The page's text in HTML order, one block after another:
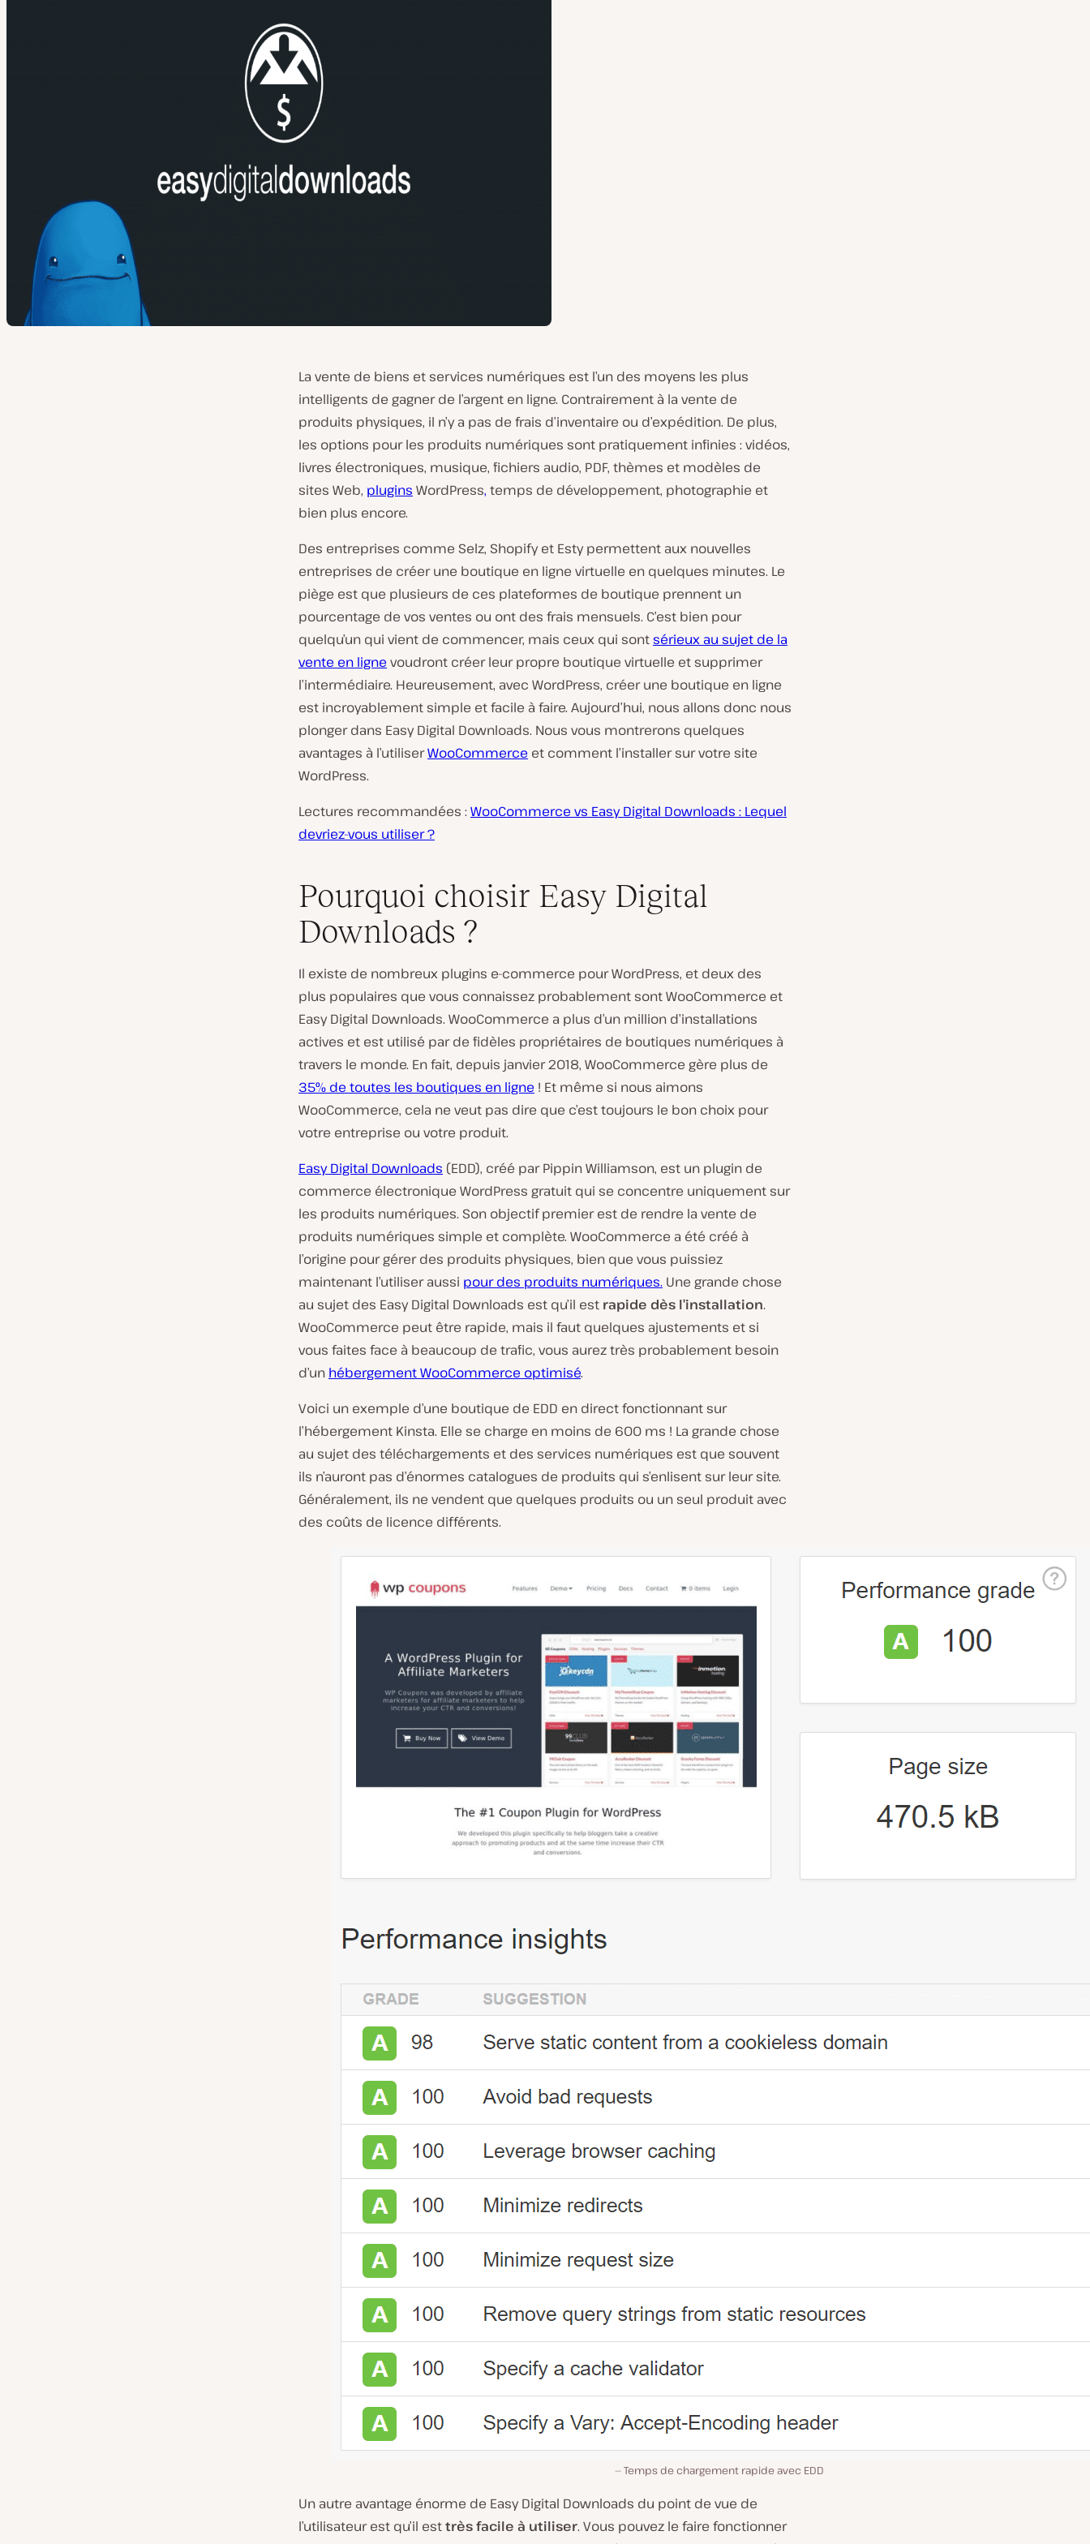
La vente de biens et services numériques est l’un des moyens les plus
intelligents de gagner de l’argent en ligne. Contrairement à la vente de
produits physiques, il n’y a pas de frais d’inventaire ou d’expédition. De plus,
les options pour les produits numériques sont pratiquement infinies : vidéos,
livres électroniques, musique, fichiers audio, PDF, thèmes et modèles de
sites Web, plugins WordPress, temps de développement, photographie et
bien plus encore.
Des entreprises comme Selz, Shopify et Esty permettent aux nouvelles
entreprises de créer une boutique en ligne virtuelle en quelques minutes. Le
piège est que plusieurs de ces plateformes de boutique prennent un
pourcentage de vos ventes ou ont des frais mensuels. C’est bien pour
quelqu’un qui vient de commencer, mais ceux qui sontsérieux au sujet de la
vente en ligne voudront créer leur propre boutique virtuelle et supprimer
l’intermédiaire. Heureusement, avec WordPress, créer une boutique en ligne
est incroyablement simple et facile à faire. Aujourd’hui, nous allons donc nous
plonger dans Easy Digital Downloads. Nous vous montrerons quelques
avantages à l’utiliserWooCommerce et comment l’installer sur votre site
WordPress.
Lectures recommandées : WooCommerce vs Easy Digital Downloads : Lequel
devriez-vous utiliser ?
Pourquoi choisir Easy Digital
Downloads ?
Il existe de nombreux plugins e-commerce pour WordPress, et deux des
plus populaires que vous connaissez probablement sont WooCommerce et
Easy Digital Downloads. WooCommerce a plus d’un million d’installations
actives et est utilisé par de fidèles propriétaires de boutiques numériques à
travers le monde. En fait, depuis janvier 2018, WooCommerce gère plus de
35% de toutes les boutiques en ligne ! Et même si nous aimons
WooCommerce, cela ne veut pas dire que c’est toujours le bon choix pour
votre entreprise ou votre produit.
Easy Digital Downloads (EDD), créé par Pippin Williamson, est un plugin de
commerce électronique WordPress gratuit qui se concentre uniquement sur
les produits numériques. Son objectif premier est de rendre la vente de
produits numériques simple et complète. WooCommerce a été créé à
l’origine pour gérer des produits physiques, bien que vous puissiez
maintenant l’utiliser aussi pour des produits numériques. Une grande chose
au sujet des Easy Digital Downloads est qu’il est rapide dès l’installation.
WooCommerce peut être rapide, mais il faut quelques ajustements et si
vous faites face à beaucoup de trafic, vous aurez très probablement besoin
d’un hébergement WooCommerce optimisé.
Voici un exemple d’une boutique de EDD en direct fonctionnant sur
l’hébergement Kinsta. Elle se charge en moins de 600 ms ! La grande chose
au sujet des téléchargements et des services numériques est que souvent
ils n’auront pas d’énormes catalogues de produits qui s’enlisent sur leur site.
Généralement, ils ne vendent que quelques produits ou un seul produit avec
des coûts de licence différents.
Temps de chargement rapide avec EDD
Un autre avantage énorme de Easy Digital Downloads du point de vue de
l’utilisateur est qu’il esttrès facile à utiliser. Vous pouvez le faire fonctionner